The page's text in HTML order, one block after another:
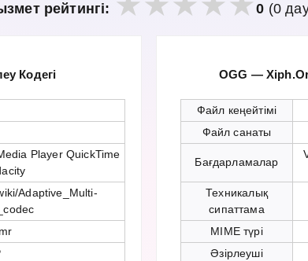
рейтингі: 0 (0
Кодегі
Player QuickTime
Adaptive_Multi-
OGG —
Файл кеңейтімі
Файл санаты
Бағдарламалар
Техникалық
сипаттама
MIME түрі
Әзірлеуші